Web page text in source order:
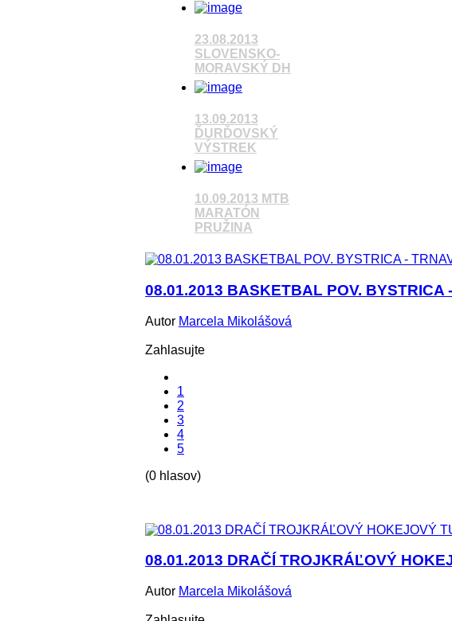
23.08.2013
SLOVENSKO-
MORAVSKÝ DH
13.09.2013
ĎURĎOVSKÝ
VÝSTREK
10.09.2013 MTB
MARATÓN
PRUŽINA
Pozrieť video
08.01.2013 BASKETBAL POV. BYSTRICA
Autor Marcela Mikolášová
Zahlasujte
1
2
3
4
5
(0 hlasov)
08.01.2013 DRAČÍ TROJKRÁĽOVÝ
Autor Marcela Mikolášová